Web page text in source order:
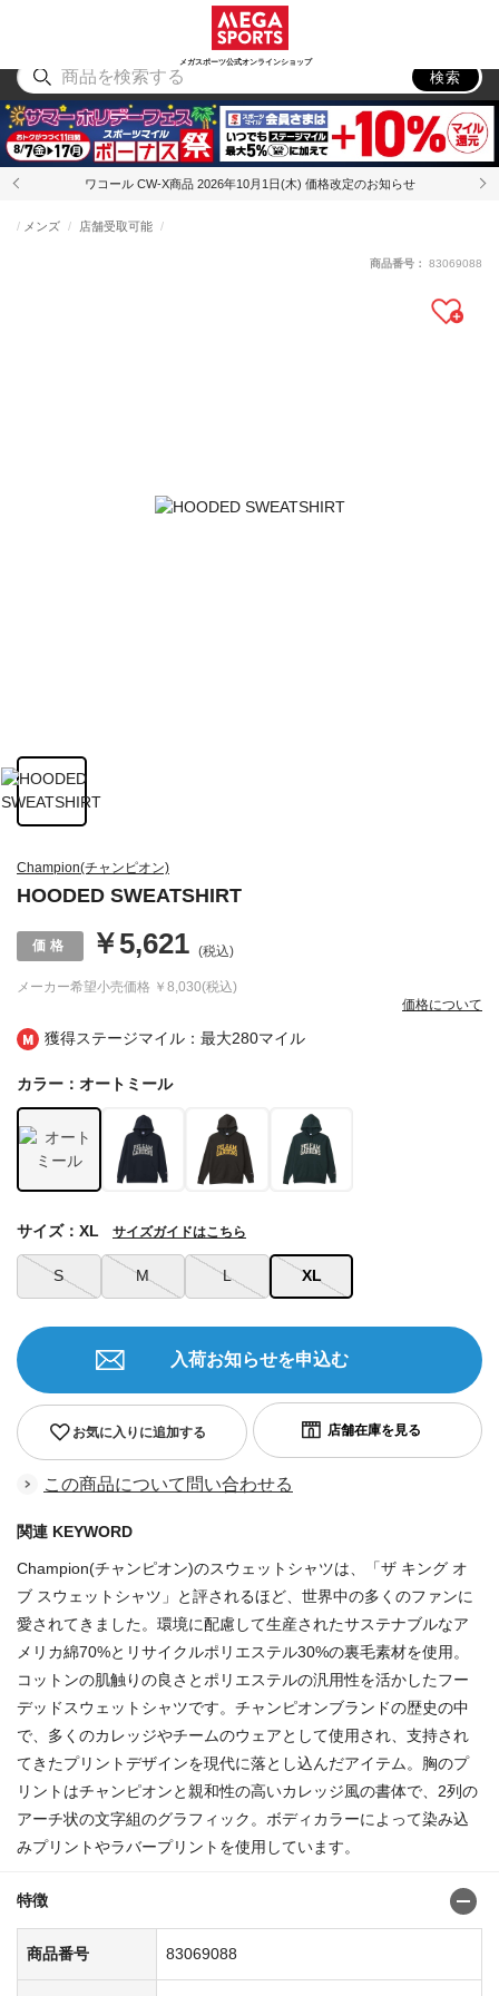
メガスポーツ公式オンラインショップ
アウトドア
検索
ワコール CW-X商品 2026年10月1日(木) 価格改定のお知らせ
獲得ステージマイル：最大280マイル
Champion(チャンピオン)
HOODED SWEATSHIRT
メンズ 店舗受取可能
メーカー希望小売価格 ￥8,030(税込)
￥5,621 (税込)
価格について
商品番号： 83069088
カラー：オートミール
S M L XL
サイズ：XL サイズガイドはこちら
お気に入りに追加する
入荷お知らせを申込む
この商品について問い合わせる
関連 KEYWORD
Champion(チャンピオン)のスウェットシャツは、「ザ キング オ
ブ スウェットシャツ」と評されるほど、世界中の多くのファンに
愛されてきました。環境に配慮して生産されたサステナブルなア
メリカ綿70%とリサイクルポリエステル30%の裏毛素材を使用。
コットンの肌触りの良さとポリエステルの汎用性を活かしたフー
デッドスウェットシャツです。チャンピオンブランドの歴史の中
で、多くのカレッジやチームのウェアとして使用され、支持され
てきたプリントデザインを現代に落とし込んだアイテム。胸のプ
リントはチャンピオンと親和性の高いカレッジ風の書体で、2列の
アーチ状の文字組のグラフィック。ボディカラーによって染み込
みプリントやラバープリントを使用しています。
特徴
商品番号 83069088